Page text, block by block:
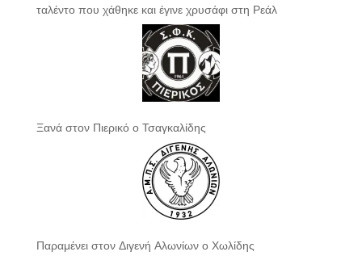
ταλέντο που χάθηκε και έγινε χρυσάφι στη Ρεάλ
Ξανά στον Πιερικό ο Τσαγκαλίδης
Παραμένει στον Διγενή Αλωνίων ο Χωλίδης